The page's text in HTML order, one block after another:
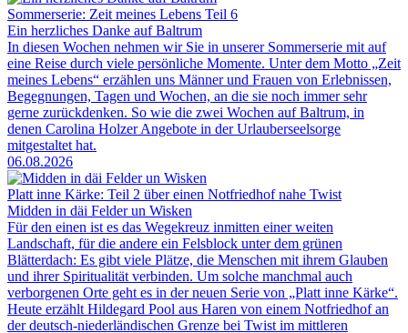
Sommerserie: Zeit meines Lebens Teil 6
Ein herzliches Danke auf Baltrum
In diesen Wochen nehmen wir Sie in unserer Sommerserie mit auf
eine Reise durch viele persönliche Momente. Unter dem Motto „Zeit
meines Lebens“ erzählen uns Männer und Frauen von Erlebnissen,
Begegnungen, Tagen und Wochen, an die sie noch immer sehr
gerne zurückdenken. So wie die zwei Wochen auf Baltrum, in
denen Carolina Holzer Angebote in der Urlauberseelsorge
mitgestaltet hat.
06.08.2026
Platt inne Kärke: Teil 2 über einen Notfriedhof nahe Twist
Midden in däi Felder un Wisken
Für den einen ist es das Wegekreuz inmitten einer weiten
Landschaft, für die andere ein Felsblock unter dem grünen
Blätterdach: Es gibt viele Plätze, die Menschen mit ihrem Glauben
und ihrer Spiritualität verbinden. Um solche manchmal auch
verborgenen Orte geht es in der neuen Serie von „Platt inne Kärke“.
Heute erzählt Hildegard Pool aus Haren von einem Notfriedhof an
der deutsch-niederländischen Grenze bei Twist im mittleren